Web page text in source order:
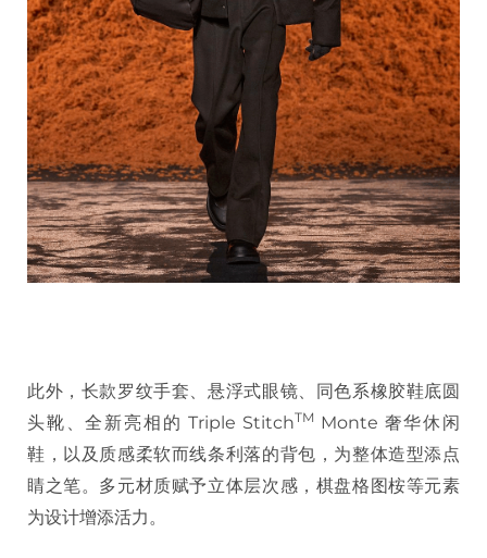
此外，长款罗纹手套、悬浮式眼镜、同色系橡胶鞋底圆
头靴、全新亮相的 Triple StitchTM Monte 奢华休闲
鞋，以及质感柔软而线条利落的背包，为整体造型添点
睛之笔。多元材质赋予立体层次感，棋盘格图桉等元素
为设计增添活力。